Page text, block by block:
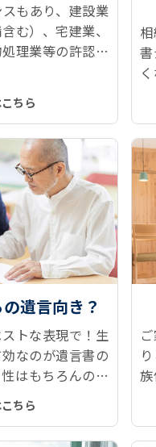
もあり、建設業
む）、宅建業、
理業等の許認可
ちら
す
遺言向き？
トな表現で！生
なのが遺言書の
はもちろんのこ
った！と言える
項をご提案しま
ちら